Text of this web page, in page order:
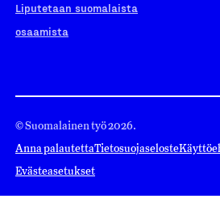
Liputetaan suomalaista
osaamista
© Suomalainen työ 2026.
Anna palautettaTietosuojaseloste
Evästeasetukset